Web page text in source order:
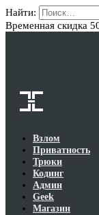
Найти:
Временная скидка
Взлом
Приватность
Трюки
Кодинг
Админ
Geek
Магазин